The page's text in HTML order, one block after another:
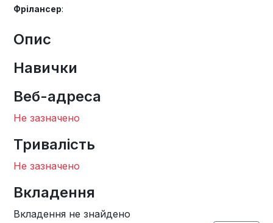
Фрілансер:
Опис
Навички
Веб-адреса
Не зазначено
Тривалість
Не зазначено
Вкладення
Вкладення не знайдено